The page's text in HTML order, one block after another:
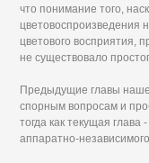
что понимание того,
цветовоспроизведения
цветового восприятия,
не существовало
Предыдущие главы
спорным вопросам и
тогда как текущая
аппаратно-